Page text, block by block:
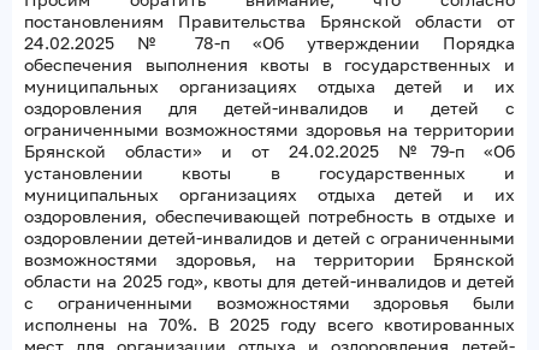
постановлениям Правительства Брянской области от
24.02.2025 № 78-п «Об утверждении Порядка
обеспечения выполнения квоты в государственных и
муниципальных организациях отдыха детей и их
оздоровления для детей-инвалидов и детей с
ограниченными возможностями здоровья на территории
Брянской области» и от 24.02.2025 №79-п «Об
установлении квоты в государственных и
муниципальных организациях отдыха детей и их
оздоровления, обеспечивающей потребность в отдыхе и
оздоровлении детей-инвалидов и детей с ограниченными
возможностями здоровья, на территории Брянской
области на 2025 год», квоты для детей-инвалидов и детей
с ограниченными возможностями здоровья были
исполнены на 70%. В 2025 году всего квотированных
мест для организации отдыха и оздоровления детей-